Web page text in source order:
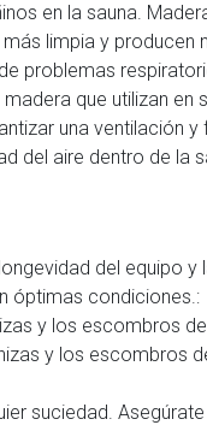
en la sauna.
limpia y producen
problemas
que utilizan en
una ventilación y
del aire dentro de la
del equipo y
óptimas condiciones.:
y los escombros
y los escombros
suciedad.